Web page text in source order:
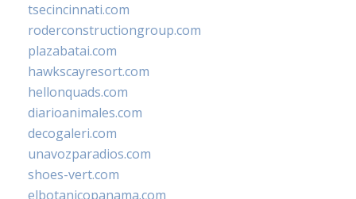
tsecincinnati.com
roderconstructiongroup.com
plazabatai.com
hawkscayresort.com
hellonquads.com
diarioanimales.com
decogaleri.com
unavozparadios.com
shoes-vert.com
elbotanicopanama.com